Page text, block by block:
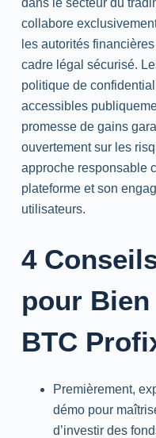
dans le secteur du
collabore
les autorités
cadre légal sécurisé.
politique de
accessibles
promesse de gains
ouvertement sur les
approche responsable
plateforme et son
utilisateurs.
4
pour
BTC
Premièrement,
démo pour
d’investir des